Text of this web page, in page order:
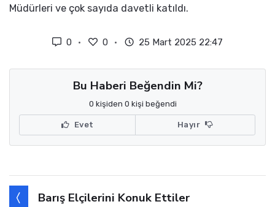
Müdürleri ve çok sayıda davetli katıldı.
0 0 25 Mart 2025 22:47
Bu Haberi Beğendin Mi?
0 kişiden 0 kişi beğendi
Evet Hayır
Barış Elçilerini Konuk Ettiler